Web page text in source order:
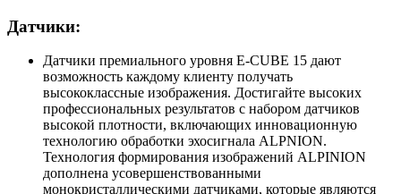
Датчики:
Датчики премиального уровня E-CUBE 15 дают
возможность каждому клиенту получать
высококлассные изображения. Достигайте высоких
профессиональных результатов с набором датчиков
высокой плотности, включающих инновационную
технологию обработки эхосигнала ALPNION.
Технология формирования изображений ALPINION
дополнена усовершенствованными
монокристаллическими датчиками, которые являются